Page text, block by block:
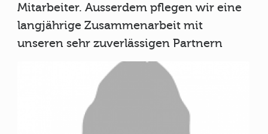
Mitarbeiter. Ausserdem pflegen wir eine
langjährige Zusammenarbeit mit
unseren sehr zuverlässigen Partnern